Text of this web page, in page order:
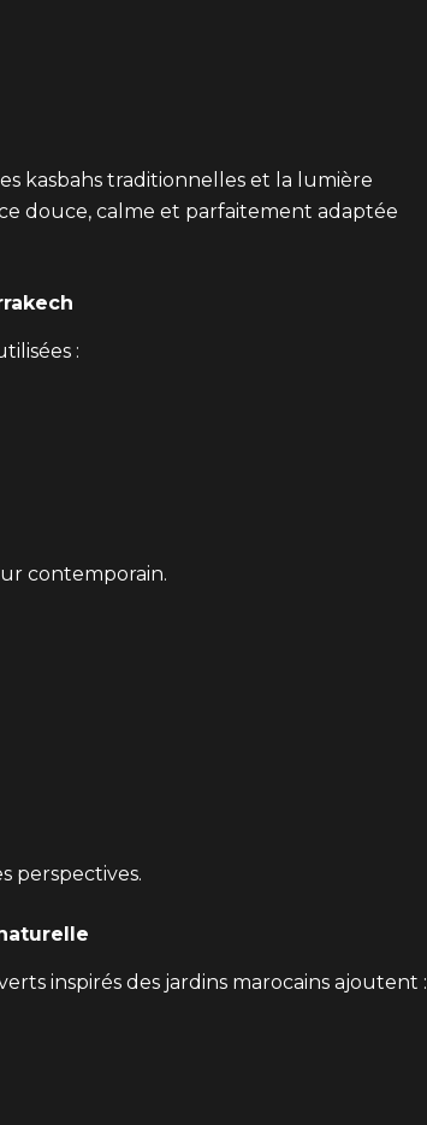
kasbahs traditionnelles et la lumière
douce, calme et parfaitement adaptée
:
contemporain.
perspectives.
inspirés des jardins marocains ajoutent :